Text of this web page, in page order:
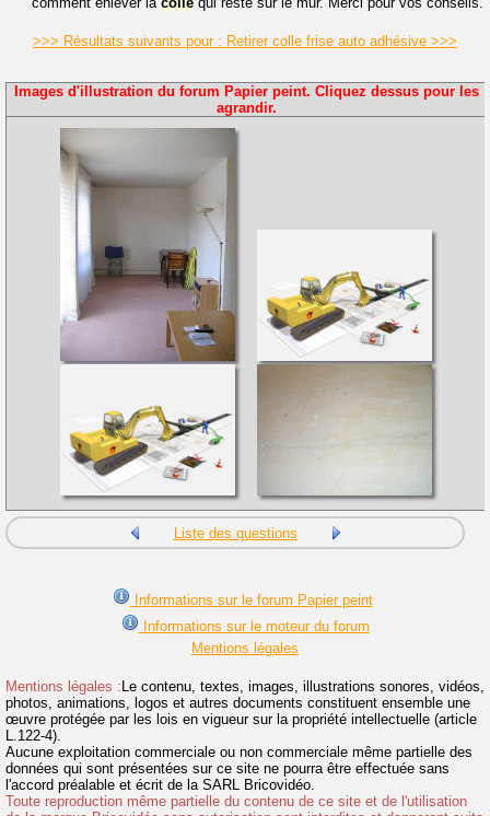
>>> Résultats suivants pour : Retirer colle frise auto adhésive >>>
Images d'illustration du forum Papier peint. Cliquez dessus pour les
agrandir.
Liste des questions
Informations sur le forum Papier peint
Informations sur le moteur du forum
Mentions légales
Mentions légales : Le contenu, textes, images, illustrations sonores, vidéos,
photos, animations, logos et autres documents constituent ensemble une
œuvre protégée par les lois en vigueur sur la propriété intellectuelle (article
L.122-4).
Aucune exploitation commerciale ou non commerciale même partielle des
données qui sont présentées sur ce site ne pourra être effectuée sans
l'accord préalable et écrit de la SARL Bricovidéo.
Toute reproduction même partielle du contenu de ce site et de l'utilisation